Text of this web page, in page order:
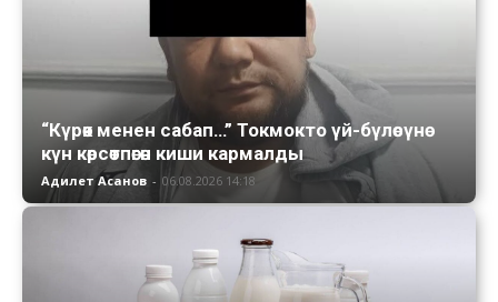
“Күрөк менен сабап…” Токмокто үй-бүлөсүнө
күн көрсөтпөгөн киши кармалды
Адилет Асанов - 06.08.2026 14:18